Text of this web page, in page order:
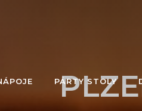
PÁRTY STOLY